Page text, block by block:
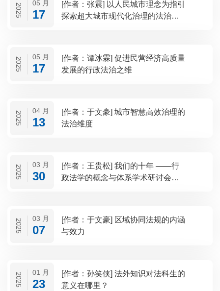
2025 05 月
17
[作者：张震] 以人民城市理念为指引
探索超大城市现代化治理的法治保
2025 05 月
17
[作者：谭冰霖] 促进民营经济高质量
发展的行政法治之维
2025 04 月
13
[作者：于文豪] 城市智慧高效治理的
法治维度
2025 03 月
30
[作者：王贵松] 我们的十年 ——行
政法学的概念与体系学术研讨会回
2025 03 月
07
[作者：于文豪] 区域协同法规的内涵
与效力
2025 01 月
23
[作者：孙笑侠] 法外知识对法科生的
意义在哪里？